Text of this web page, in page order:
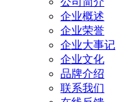
企业概述
企业荣誉
企业大事记
企业文化
品牌介绍
联系我们